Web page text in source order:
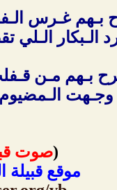
بـهم غـرس
الـبكار
بـهم مـن
الـمضيوم
(صوت
موقع